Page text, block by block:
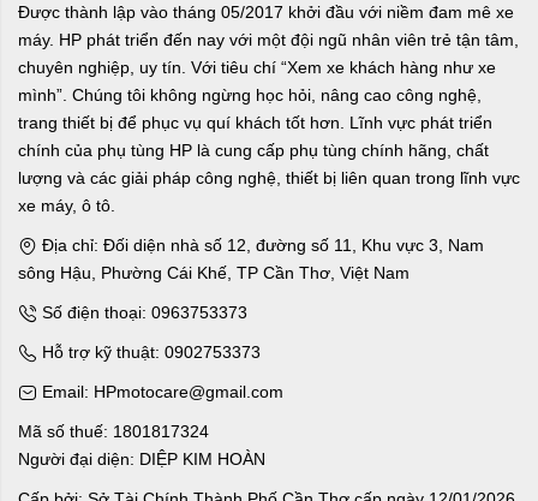
Được thành lập vào tháng 05/2017 khởi đầu với niềm đam mê xe
máy. HP phát triển đến nay với một đội ngũ nhân viên trẻ tận tâm,
chuyên nghiệp, uy tín. Với tiêu chí “Xem xe khách hàng như xe
mình”. Chúng tôi không ngừng học hỏi, nâng cao công nghệ,
trang thiết bị để phục vụ quí khách tốt hơn. Lĩnh vực phát triển
chính của phụ tùng HP là cung cấp phụ tùng chính hãng, chất
lượng và các giải pháp công nghệ, thiết bị liên quan trong lĩnh vực
xe máy, ô tô.
Địa chỉ: Đối diện nhà số 12, đường số 11, Khu vực 3, Nam
sông Hậu, Phường Cái Khế, TP Cần Thơ, Việt Nam
Số điện thoại: 0963753373
Hỗ trợ kỹ thuật: 0902753373
Email: HPmotocare@gmail.com
Mã số thuế: 1801817324
Người đại diện: DIỆP KIM HOÀN